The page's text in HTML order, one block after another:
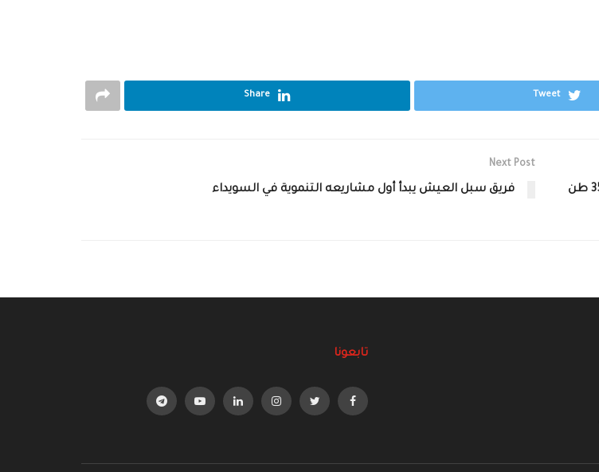
Tweet
Share
الهلال الأحمر العربي السوري وبرنامج الغذاء العالمي: إيصال أكثر من 3500 طن
Next Post
فريق سبل العيش يبدأ أول مشاريعه التنموية في السويداء
تابعونا